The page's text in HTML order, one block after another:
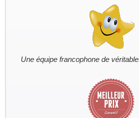
Une équipe francophone de